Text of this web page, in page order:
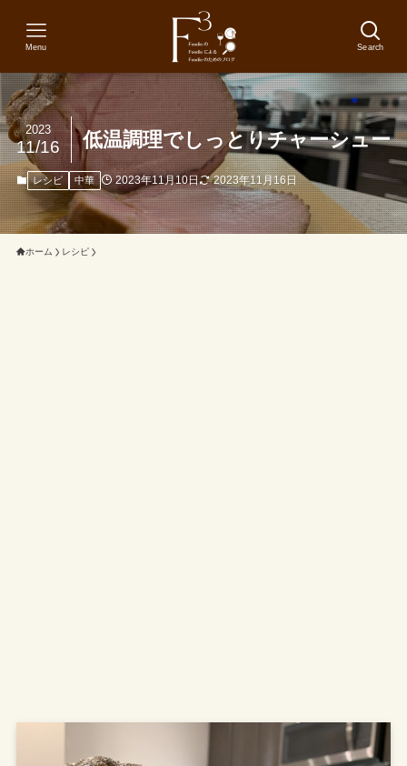
Search
Menu
低温調理でしっとりチャーシュー
2023
11/16
レシピ 中華 2023年11月10日 2023年11月16日
ホーム レシピ